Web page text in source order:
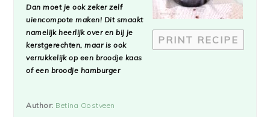
PRINT RECIPE
Dan moet je ook zeker zelf
uiencompote maken! Dit smaakt
namelijk heerlijk over en bij je
kerstgerechten, maar is ook
verrukkelijk op een broodje kaas
of een broodje hamburger
Author: Betina Oostveen